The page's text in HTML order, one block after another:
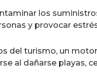
los
y provocar
del turismo, un
al dañarse playas,